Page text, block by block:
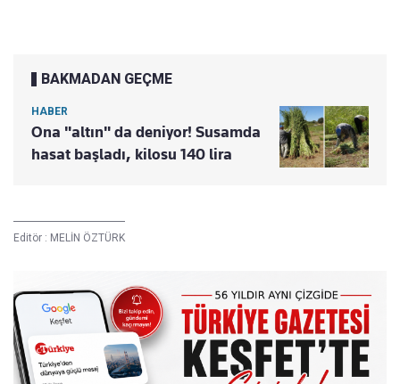
BAKMADAN GEÇME
HABER
Ona "altın" da deniyor! Susamda
hasat başladı, kilosu 140 lira
Editör : MELİN ÖZTÜRK